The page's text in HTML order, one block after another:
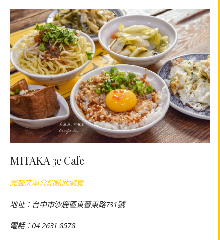
MITAKA 3e Cafe
完整文章介紹點此瀏覽
地址：台中市沙鹿區東晉東路731號
電話：04 2631 8578